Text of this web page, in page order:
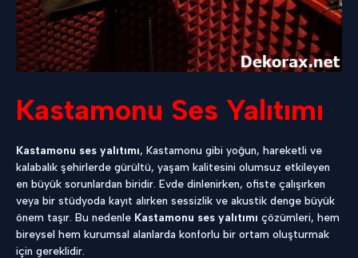
Kastamonu Ses Yalıtımı
Kastamonu ses yalıtımı, Kastamonu gibi yoğun, hareketli ve
kalabalık şehirlerde gürültü, yaşam kalitesini olumsuz etkileyen
en büyük sorunlardan biridir. Evde dinlenirken, ofiste çalışırken
veya bir stüdyoda kayıt alırken sessizlik ve akustik denge büyük
önem taşır. Bu nedenle Kastamonu ses yalıtımı çözümleri, hem
bireysel hem kurumsal alanlarda konforlu bir ortam oluşturmak
için gereklidir.